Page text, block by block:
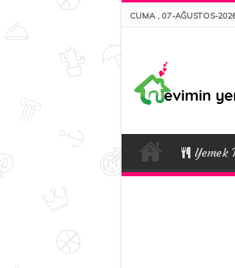
CUMA , 07-AĞUSTOS-
Yemek